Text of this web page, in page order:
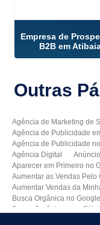
Empresa de
B2B em
Outras
Agência de Marketing de
Agência de Publicidade
Agência de Publicidade
Agência Digital
Aparecer em Primeiro no
Aumentar as Vendas Pelo
Aumentar Vendas da
Busca Orgânica no Google
Busca Orgânica para